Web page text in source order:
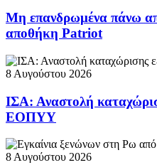
Μη επανδρωμένα πάνω
αποθήκη Patriot
8 Αυγούστου 2026
ΙΣΑ: Αναστολή
ΕΟΠΥΥ
8 Αυγούστου 2026